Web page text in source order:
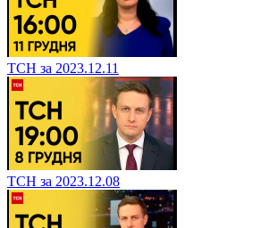
ТСН за 2023.12.11
ТСН за 2023.12.08